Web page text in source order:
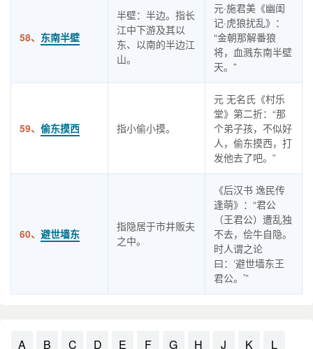
58、 东南半壁
半壁：半边。指长
江中下游及其以
东、以南的半边江
山。
元·施君美《幽闺
记·虎狼扰乱》：
“金朝那解番狼
将，血溅东南半壁
天。”
59、 偷东摸西 指小偷小摸。
元 无名氏《村乐
堂》第二折：“那
个弟子孩，不似好
人，偷东摸西，打
发他去了吧。”
60、 避世墙东
指隐居于市井贩夫
之中。
《后汉书 逸民传
逢萌》：“君公
（王君公）遭乱独
不去，侩牛自隐。
时人谓之论
曰：‘避世墙东王
君公。’”
A B C D E F G H J K L